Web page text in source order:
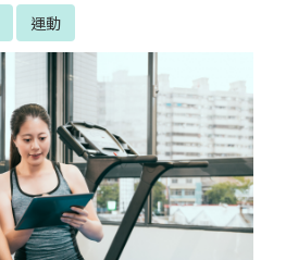
運動